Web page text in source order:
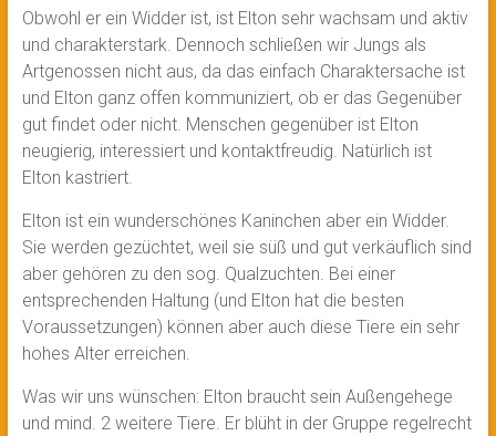
Obwohl er ein Widder ist, ist Elton sehr wachsam und aktiv
und charakterstark. Dennoch schließen wir Jungs als
Artgenossen nicht aus, da das einfach Charaktersache ist
und Elton ganz offen kommuniziert, ob er das Gegenüber
gut findet oder nicht. Menschen gegenüber ist Elton
neugierig, interessiert und kontaktfreudig. Natürlich ist
Elton kastriert.
Elton ist ein wunderschönes Kaninchen aber ein Widder.
Sie werden gezüchtet, weil sie süß und gut verkäuflich sind
aber gehören zu den sog. Qualzuchten. Bei einer
entsprechenden Haltung (und Elton hat die besten
Voraussetzungen) können aber auch diese Tiere ein sehr
hohes Alter erreichen.
Was wir uns wünschen: Elton braucht sein Außengehege
und mind. 2 weitere Tiere. Er blüht in der Gruppe regelrecht